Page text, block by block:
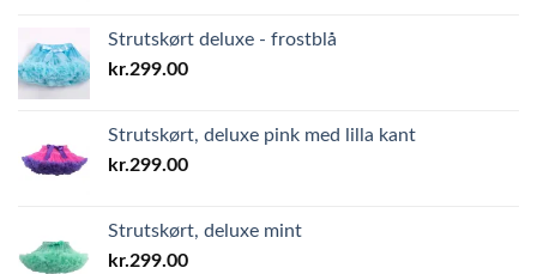
Strutskørt deluxe - frostblå
kr.299.00
Strutskørt, deluxe pink med lilla kant
kr.299.00
Strutskørt, deluxe mint
kr.299.00